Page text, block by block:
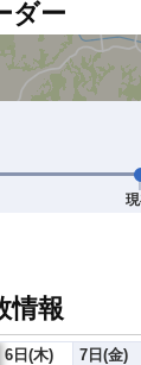
ダー
情報
6日(木) 7日(金)